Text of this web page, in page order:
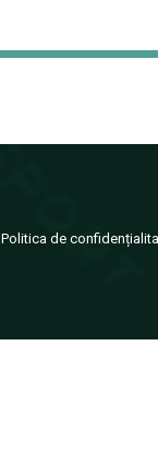
Politica de